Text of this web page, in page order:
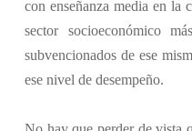
con enseñanza media en la
sector socioeconómico
subvencionados de ese
ese nivel de desempeño.